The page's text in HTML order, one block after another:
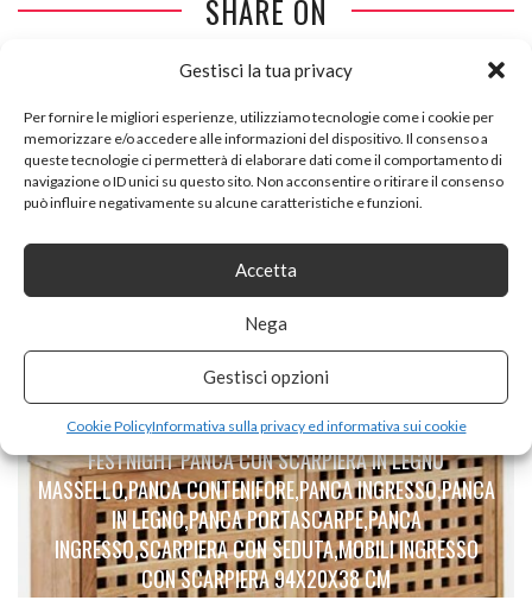
Gestisci la tua privacy
Per fornire le migliori esperienze, utilizziamo tecnologie come i cookie per
memorizzare e/o accedere alle informazioni del dispositivo. Il consenso a
queste tecnologie ci permetterà di elaborare dati come il comportamento di
navigazione o ID unici su questo sito. Non acconsentire o ritirare il consenso
può influire negativamente su alcune caratteristiche e funzioni.
Accetta
Nega
Gestisci opzioni
Cookie PolicyInformativa sulla privacy ed informativa sui cookie
SHARE ON
BERLENUS ARMADIETTO DA CUCINA CON 2 ANTE, ALTRO,
TORTORA BRILLANTE, 80 X 52 X 83 CM
FESTNIGHT PANCA CON SCARPIERA IN LEGNO
MASSELLO,PANCA CONTENIFORE,PANCA INGRESSO,PANCA
IN LEGNO,PANCA PORTASCARPE,PANCA
INGRESSO,SCARPIERA CON SEDUTA,MOBILI INGRESSO
CON SCARPIERA 94X20X38 CM